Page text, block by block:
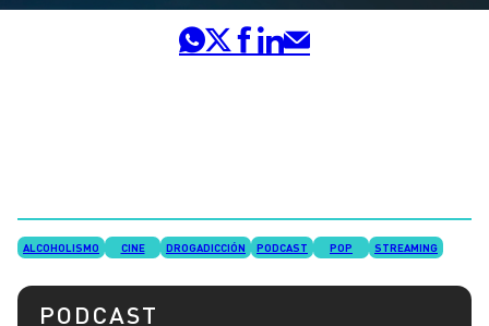
ALCOHOLISMO CINE DROGADICCIÓN PODCAST POP STREAMING
PODCAST